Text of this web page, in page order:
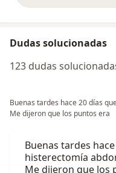
Dudas solucionadas
123 dudas
Buenas tardes hace 20 días
Me dijeron que los puntos era
Buenas tardes
histerectomía
Me dijeron que los